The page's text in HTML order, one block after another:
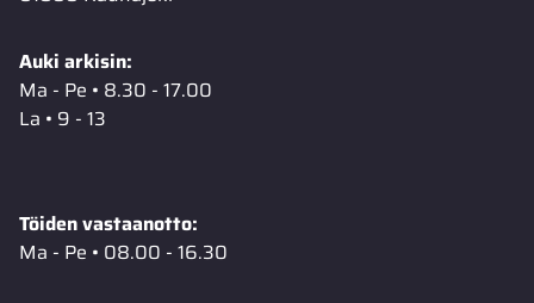
Auki arkisin:
Ma - Pe • 8.30 - 17.00
La • 9 - 13
Töiden vastaanotto:
Ma - Pe • 08.00 - 16.30